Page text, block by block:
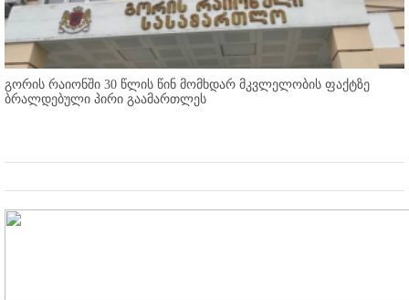
გორის რაიონში 30 წლის წინ მომხდარ მკვლელობის ფაქტზე
ბრალდებული პირი გაამართლეს